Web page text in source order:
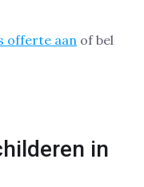
offerte aan of bel
in